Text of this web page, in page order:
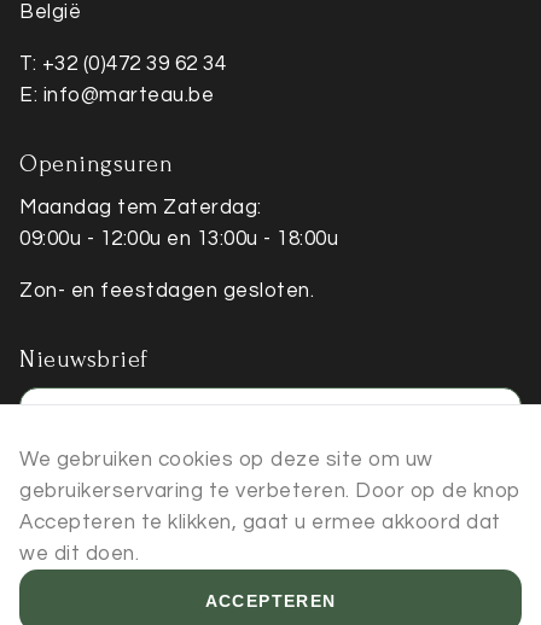
België
T: +32 (0)472 39 62 34
E: info@marteau.be
Openingsuren
Maandag tem Zaterdag:
09:00u - 12:00u en 13:00u - 18:00u
Zon- en feestdagen gesloten.
Nieuwsbrief
E-
REGISTREER
We gebruiken cookies op deze site om uw
gebruikerservaring te verbeteren. Door op de knop
Accepteren te klikken, gaat u ermee akkoord dat
we dit doen.
ACCEPTEREN